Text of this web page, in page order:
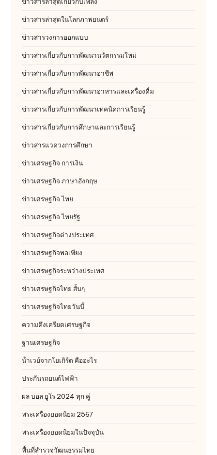
ข่าวสารล่าสุดในโลกภาพยนตร์
ข่าวสารวงการออกแบบ
ข่าวสารเกี่ยวกับการพัฒนานวัตกรรมใหม่
ข่าวสารเกี่ยวกับการพัฒนาอาชีพ
ข่าวสารเกี่ยวกับการพัฒนาอาหารและเครื่องดื่ม
ข่าวสารเกี่ยวกับการพัฒนาเทคนิคการเรียนรู้
ข่าวสารเกี่ยวกับการศึกษาและการเรียนรู้
ข่าวสารแวดวงการศึกษา
ข่าวเศรษฐกิจ การเงิน
ข่าวเศรษฐกิจ ภาษาอังกฤษ
ข่าวเศรษฐกิจ ไทย
ข่าวเศรษฐกิจ ไทยรัฐ
ข่าวเศรษฐกิจต่างประเทศ
ข่าวเศรษฐกิจพอเพียง
ข่าวเศรษฐกิจระหว่างประเทศ
ข่าวเศรษฐกิจไทย สั้นๆ
ข่าวเศรษฐกิจไทยวันนี้
ความตึงเครียดเศรษฐกิจ
ฐานเศรษฐกิจ
น้ําเวย์จากโยเกิร์ต คืออะไร
ประกันรถยนต์ไฟฟ้า
ผล บอล ยูโร 2024 ทุก คู่
พระเครื่องยอดนิยม 2567
พระเครื่องยอดนิยมในปัจจุบัน
พื้นที่สำรวจวัฒนธรรมไทย